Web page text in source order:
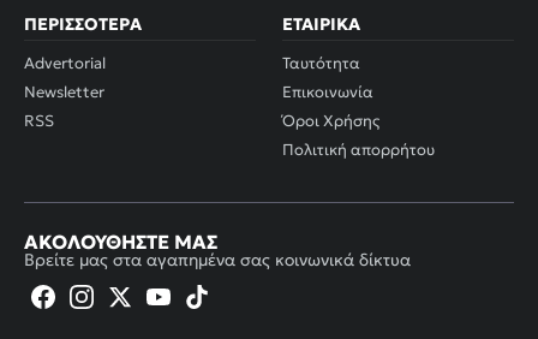
ΠΕΡΙΣΣΌΤΕΡΑ
Advertorial
Newsletter
RSS
ΕΤΑΙΡΙΚΆ
Ταυτότητα
Επικοινωνία
Όροι Χρήσης
Πολιτική απορρήτου
ΑΚΟΛΟΥΘΉΣΤΕ ΜΑΣ
Βρείτε μας στα αγαπημένα σας κοινωνικά δίκτυα